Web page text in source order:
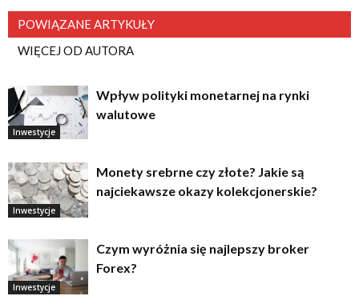
POWIĄZANE ARTYKUŁY
WIĘCEJ OD AUTORA
Inwestycje
Wpływ polityki monetarnej na rynki
walutowe
Inwestycje
Monety srebrne czy złote? Jakie są
najciekawsze okazy kolekcjonerskie?
Inwestycje
Czym wyróżnia się najlepszy broker
Forex?